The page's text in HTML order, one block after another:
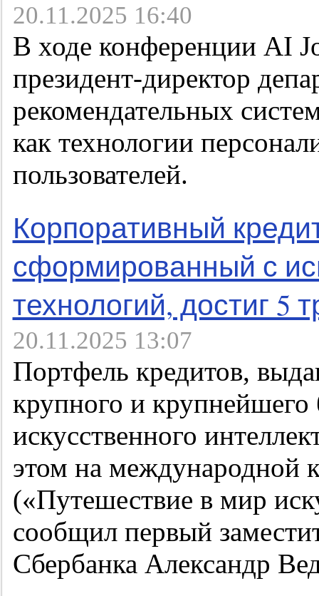
20.11.2025 16:40
В ходе конференции AI
президент-директор
рекомендательных
как технологии
пользователей.
Корпоративный
сформированный с
технологий, достиг 5
20.11.2025 13:07
Портфель кредитов,
крупного и
искусственного
этом на международной
(«Путешествие в мир
сообщил первый
Сбербанка Александр